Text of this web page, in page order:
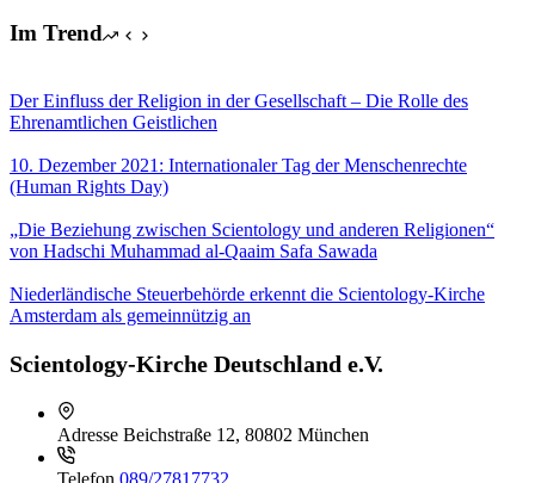
Im Trend
Der Einfluss der Religion in der Gesellschaft – Die Rolle des
Ehrenamtlichen Geistlichen
10. Dezember 2021: Internationaler Tag der Menschenrechte
(Human Rights Day)
„Die Beziehung zwischen Scientology und anderen Religionen“
von Hadschi Muhammad al-Qaaim Safa Sawada
Niederländische Steuerbehörde erkennt die Scientology-Kirche
Amsterdam als gemeinnützig an
Scientology-Kirche Deutschland e.V.
Adresse Beichstraße 12, 80802 München
Telefon 089/27817732